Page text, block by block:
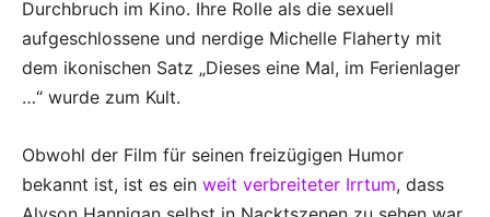
Durchbruch im Kino. Ihre Rolle als die sexuell
aufgeschlossene und nerdige Michelle Flaherty mit
dem ikonischen Satz „Dieses eine Mal, im Ferienlager
…“ wurde zum Kult.
Obwohl der Film für seinen freizügigen Humor
bekannt ist, ist es ein weit verbreiteter Irrtum, dass